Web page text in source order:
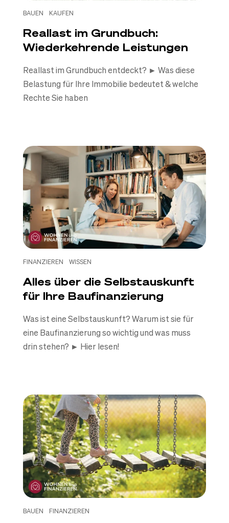
BAUEN KAUFEN
Reallast im Grundbuch:
Wiederkehrende Leistungen
Reallast im Grundbuch entdeckt? ► Was diese
Belastung für Ihre Immobilie bedeutet & welche
Rechte Sie haben
FINANZIEREN WISSEN
Alles über die Selbstauskunft
für Ihre Baufinanzierung
Was ist eine Selbstauskunft? Warum ist sie für
eine Baufinanzierung so wichtig und was muss
drin stehen? ► Hier lesen!
BAUEN FINANZIEREN